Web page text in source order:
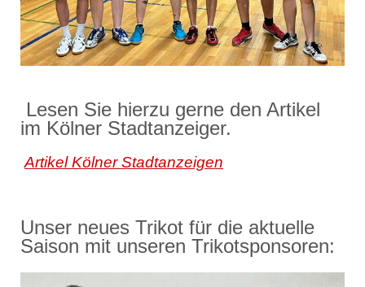
Lesen Sie hierzu gerne den Artikel
im Kölner Stadtanzeiger.
Artikel Kölner Stadtanzeigen
Unser neues Trikot für die aktuelle
Saison mit unseren Trikotsponsoren: